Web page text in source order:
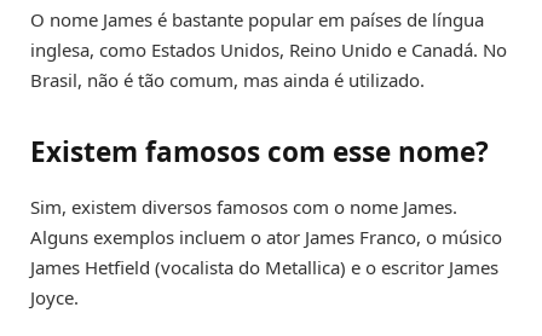
O nome James é bastante popular em países de língua
inglesa, como Estados Unidos, Reino Unido e Canadá. No
Brasil, não é tão comum, mas ainda é utilizado.
Existem famosos com esse nome?
Sim, existem diversos famosos com o nome James.
Alguns exemplos incluem o ator James Franco, o músico
James Hetfield (vocalista do Metallica) e o escritor James
Joyce.